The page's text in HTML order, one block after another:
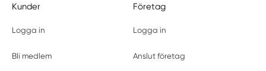
Kunder
Logga in
Bli medlem
Företag
Logga in
Anslut företag